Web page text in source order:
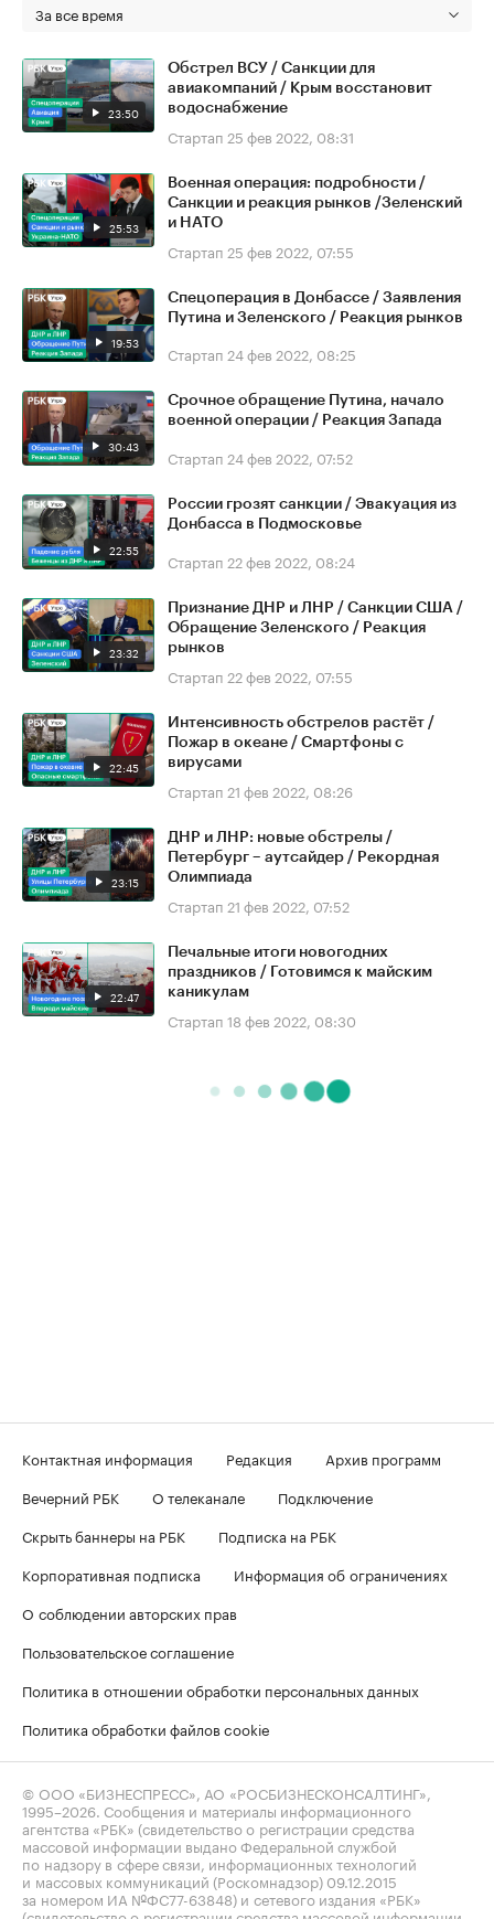
За все время
23:50
Обстрел ВСУ / Санкции для
авиакомпаний / Крым восстановит
водоснабжение
Стартап 25 фев 2022, 08:31
25:53
Военная операция: подробности /
Санкции и реакция рынков /Зеленский
и НАТО
Стартап 25 фев 2022, 07:55
19:53
Спецоперация в Донбассе / Заявления
Путина и Зеленского / Реакция рынков
Стартап 24 фев 2022, 08:25
30:43
Срочное обращение Путина, начало
военной операции / Реакция Запада
Стартап 24 фев 2022, 07:52
22:55
России грозят санкции / Эвакуация из
Донбасса в Подмосковье
Стартап 22 фев 2022, 08:24
23:32
Признание ДНР и ЛНР / Санкции США /
Обращение Зеленского / Реакция
рынков
Стартап 22 фев 2022, 07:55
22:45
Интенсивность обстрелов растёт /
Пожар в океане / Смартфоны с
вирусами
Стартап 21 фев 2022, 08:26
23:15
ДНР и ЛНР: новые обстрелы /
Петербург – аутсайдер / Рекордная
Олимпиада
Стартап 21 фев 2022, 07:52
22:47
Печальные итоги новогодних
праздников / Готовимся к майским
каникулам
Стартап 18 фев 2022, 08:30
Контактная информация Редакция
Архив программ
Вечерний РБК
О телеканале
Подключение
Скрыть баннеры на РБК
Подписка на РБК
Корпоративная подписка
Информация об ограничениях
О соблюдении авторских прав
Пользовательское соглашение
Политика в отношении обработки персональных данных
Политика обработки файлов cookie
© ООО «БИЗНЕСПРЕСС», АО «РОСБИЗНЕСКОНСАЛТИНГ»,
1995–2026 . Сообщения и материалы информационного
агентства «РБК» (свидетельство о регистрации средства
массовой информации выдано Федеральной службой
по надзору в сфере связи, информационных технологий
и массовых коммуникаций (Роскомнадзор) 09.12.2015
за номером ИА №ФС77-63848) и сетевого издания «РБК»